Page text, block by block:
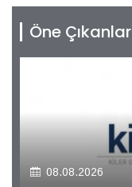
Öne Çıkanlar
08.08.2026